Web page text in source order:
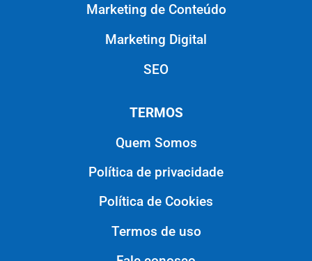
Marketing de Conteúdo
Marketing Digital
SEO
TERMOS
Quem Somos
Política de privacidade
Política de Cookies
Termos de uso